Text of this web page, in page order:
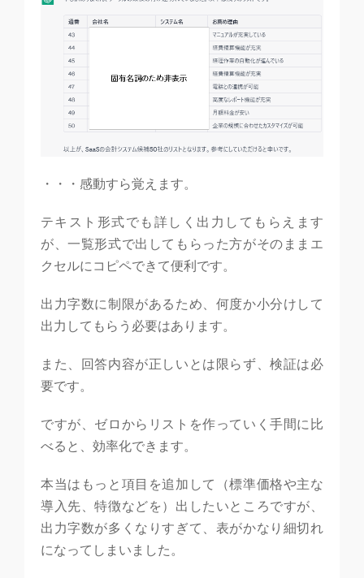
・・・感動すら覚えます。
テキスト形式でも詳しく出力してもらえます
が、一覧形式で出してもらった方がそのままエ
クセルにコピペできて便利です。
出力字数に制限があるため、何度か小分けして
出力してもらう必要はあります。
また、回答内容が正しいとは限らず、検証は必
要です。
ですが、ゼロからリストを作っていく手間に比
べると、効率化できます。
本当はもっと項目を追加して（標準価格や主な
導入先、特徴などを）出したいところですが、
出力字数が多くなりすぎて、表がかなり細切れ
になってしまいました。